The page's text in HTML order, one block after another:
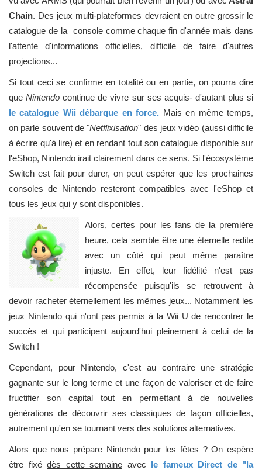
Chain. Des jeux multi-plateformes devraient en outre grossir le
catalogue de la console comme chaque fin d'année mais dans
l'attente d'informations officielles, difficile de faire d'autres
projections...
Si tout ceci se confirme en totalité ou en partie, on pourra dire
queNintendo continue de vivre sur ses acquis- d'autant plus si
le catalogue Wii débarque en force. Mais en même temps,
on parle souvent de "Netflixisation" des jeux vidéo (aussi difficile
à écrire qu'à lire) et en rendant tout son catalogue disponible sur
l'eShop, Nintendo irait clairement dans ce sens. Si l'écosystème
Switch est fait pour durer, on peut espérer que les prochaines
consoles de Nintendo resteront compatibles avec l'eShop et
tous les jeux qui y sont disponibles.
Alors, certes pour les fans de la première
heure, cela semble être une éternelle redite
avec un côté qui peut même paraître
injuste. En effet, leur fidélité n'est pas
récompensée puisqu'ils se retrouvent à
devoir racheter éternellement les mêmes jeux... Notamment les
jeux Nintendo qui n'ont pas permis à la Wii U de rencontrer le
succès et qui participent aujourd'hui pleinement à celui de la
Switch !
Cependant, pour Nintendo, c'est au contraire une stratégie
gagnante sur le long terme et une façon de valoriser et de faire
fructifier son capital tout en permettant à de nouvelles
générations de découvrir ses classiques de façon officielles,
autrement qu'en se tournant vers des solutions alternatives.
Alors que nous prépare Nintendo pour les fêtes ? On espère
être fixé dès cette semaine avec le fameux Direct de "la